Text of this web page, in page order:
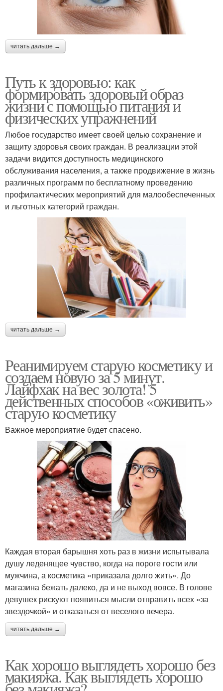
читать дальше →
Путь к здоровью: как
формировать здоровый образ
жизни с помощью питания и
физических упражнений
Любое государство имеет своей целью сохранение и
защиту здоровья своих граждан. В реализации этой
задачи видится доступность медицинского
обслуживания населения, а также продвижение в жизнь
различных программ по бесплатному проведению
профилактических мероприятий для малообеспеченных
и льготных категорий граждан.
читать дальше →
Реанимируем старую косметику и
создаем новую за 5 минут.
Лайфхак на вес золота! 5
действенных способов «оживить»
старую косметику
Важное мероприятие будет спасено.
Каждая вторая барышня хоть раз в жизни испытывала
душу леденящее чувство, когда на пороге гости или
мужчина, а косметика «приказала долго жить». До
магазина бежать далеко, да и не выход вовсе. В голове
девушек рискуют появиться мысли отправить всех «за
звездочкой» и отказаться от веселого вечера.
читать дальше →
Как хорошо выглядеть хорошо без
макияжа. Как выглядеть хорошо